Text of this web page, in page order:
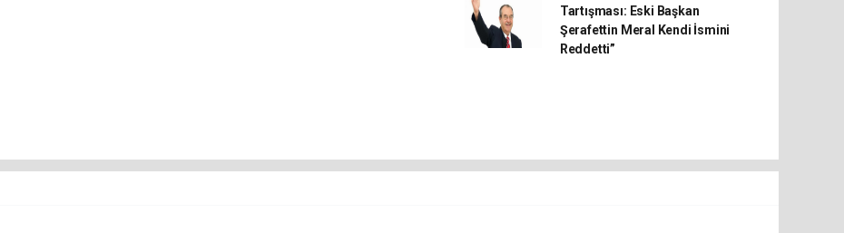
Tartışması: Eski Başkan
Şerafettin Meral Kendi İsmini
Reddetti”